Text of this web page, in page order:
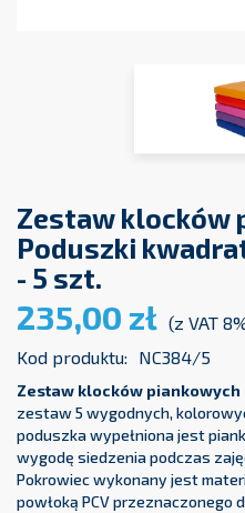
Zestaw klocków
Poduszki
- 5 szt.
235,00 zł (z VAT
Kod produktu:
NC384/5
Zestaw klocków
zestaw 5 wygodnych,
poduszka wypełniona jest
wygodę siedzenia podczas
Pokrowiec wykonany jest
powłoką PCV przeznaczonego